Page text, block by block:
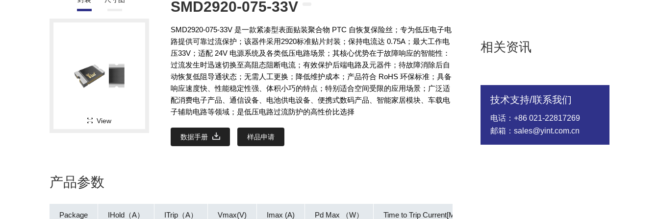
View
SMD2920-075-33V
SMD2920-075-33V 是一款紧凑型表面贴装聚合物 PTC 自恢复保险丝；专为低压电子电
路提供可靠过流保护；该器件采用2920标准贴片封装；保持电流达 0.75A；最大工作电
压33V；适配 24V 电源系统及各类低压电路场景；其核心优势在于故障响应的智能性：
过流发生时迅速切换至高阻态阻断电流；有效保护后端电路及元器件；待故障消除后自
动恢复低阻导通状态；无需人工更换；降低维护成本；产品符合 RoHS 环保标准；具备
响应速度快、性能稳定性强、体积小巧的特点；特别适合空间受限的应用场景；广泛适
配消费电子产品、通信设备、电池供电设备、便携式数码产品、智能家居模块、车载电
子辅助电路等领域；是低压电路过流防护的高性价比选择
数据手册 样品申请
产品参数
Package IHold（A） ITrip（A） Vmax(V) Imax (A) Pd Max （W） Time to Trip Current[Max] (A)
相关资讯
技术支持/联系我们
电话：+86 021-22817269
邮箱：sales@yint.com.cn